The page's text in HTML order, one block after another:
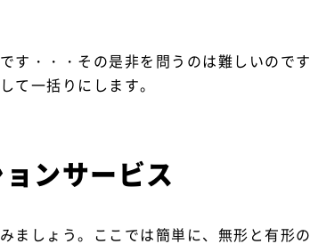
す・・・その是非を問うのは難しいのです
て一括りにします。
ンサービス
ましょう。ここでは簡単に、無形と有形の